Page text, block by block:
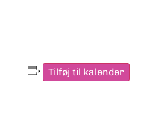
Tilføj til kalender